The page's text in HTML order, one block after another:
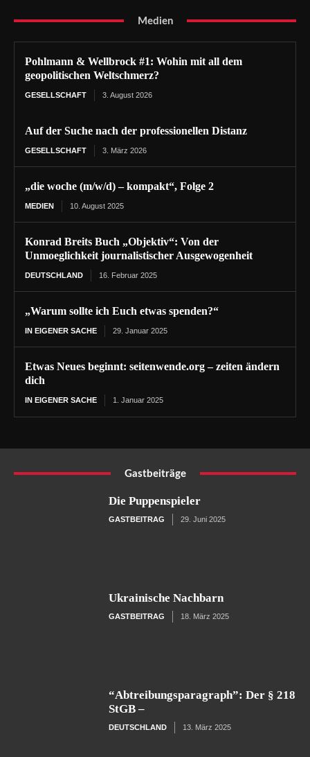
Medien
Pohlmann & Wellbrock #1: Wohin mit all dem
geopolitischen Weltschmerz?
GESELLSCHAFT 3. August 2026
Auf der Suche nach der professionellen Distanz
GESELLSCHAFT 3. März 2026
„die woche (m/w/d) – kompakt“, Folge 2
MEDIEN 10. August 2025
Konrad Breits Buch „Objektiv“: Von der
Unmoeglichkeit journalistischer Ausgewogenheit
DEUTSCHLAND 16. Februar 2025
„Warum sollte ich Euch etwas spenden?“
IN EIGENER SACHE 29. Januar 2025
Etwas Neues beginnt: seitenwende.org – zeiten ändern
dich
IN EIGENER SACHE 1. Januar 2025
Gastbeiträge
Die Puppenspieler
GASTBEITRAG 29. Juni 2025
Ukrainische Nachbarn
GASTBEITRAG 18. März 2025
“Abtreibungsparagraph”: Der § 218
StGB –
DEUTSCHLAND 13. März 2025